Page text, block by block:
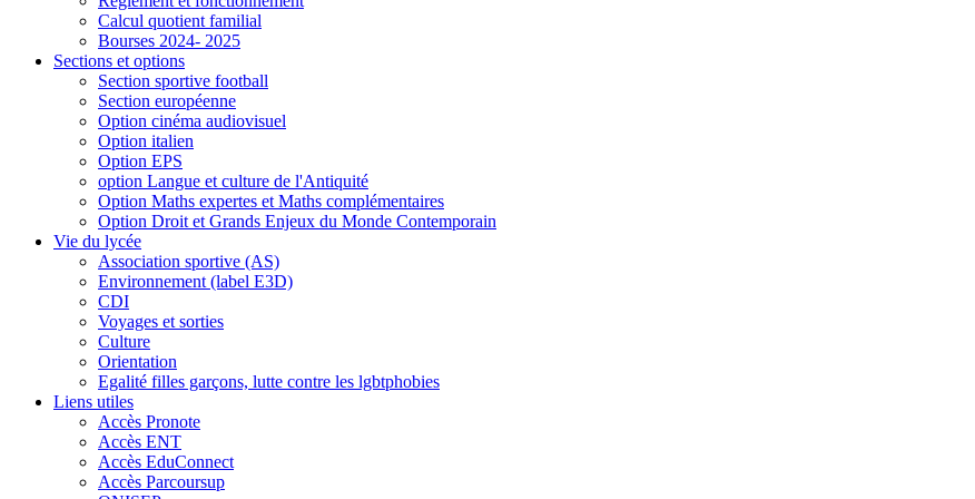
Calcul quotient familial
Bourses 2024- 2025
Sections et options
Section sportive football
Section européenne
Option cinéma audiovisuel
Option italien
Option EPS
option Langue et culture de l'Antiquité
Option Maths expertes et Maths complémentaires
Option Droit et Grands Enjeux du Monde Contemporain
Vie du lycée
Association sportive (AS)
Environnement (label E3D)
CDI
Voyages et sorties
Culture
Orientation
Egalité filles garçons, lutte contre les lgbtphobies
Liens utiles
Accès Pronote
Accès ENT
Accès EduConnect
Accès Parcoursup